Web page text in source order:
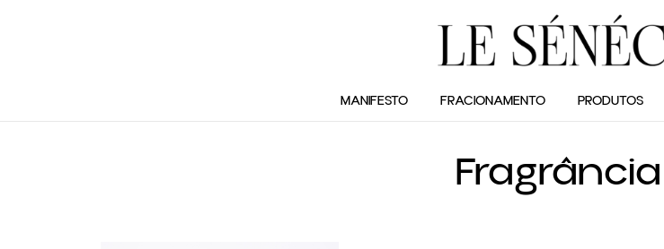
MANIFESTO FRACIONAMENTO PRODUTOS
Fragrância